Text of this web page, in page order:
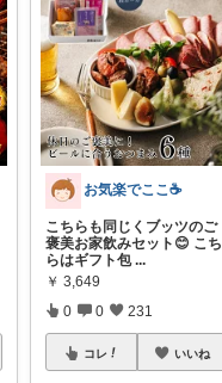
お気楽でここ☕️
こちらも同じくブッツのご
褒美お家飲みセット😊 こち
らはギフト包 ...
￥ 3,649
0 0 231
コレ いいね